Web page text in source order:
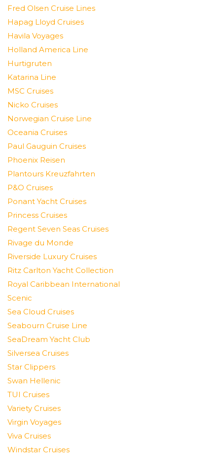
Fred Olsen Cruise Lines
Hapag Lloyd Cruises
Havila Voyages
Holland America Line
Hurtigruten
Katarina Line
MSC Cruises
Nicko Cruises
Norwegian Cruise Line
Oceania Cruises
Paul Gauguin Cruises
Phoenix Reisen
Plantours Kreuzfahrten
P&O Cruises
Ponant Yacht Cruises
Princess Cruises
Regent Seven Seas Cruises
Rivage du Monde
Riverside Luxury Cruises
Ritz Carlton Yacht Collection
Royal Caribbean International
Scenic
Sea Cloud Cruises
Seabourn Cruise Line
SeaDream Yacht Club
Silversea Cruises
Star Clippers
Swan Hellenic
TUI Cruises
Variety Cruises
Virgin Voyages
Viva Cruises
Windstar Cruises